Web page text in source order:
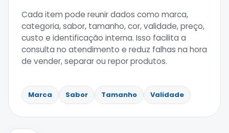
Cada item pode reunir dados como marca,
categoria, sabor, tamanho, cor, validade, preço,
custo e identificação interna. Isso facilita a
consulta no atendimento e reduz falhas na hora
de vender, separar ou repor produtos.
Marca Sabor Tamanho Validade